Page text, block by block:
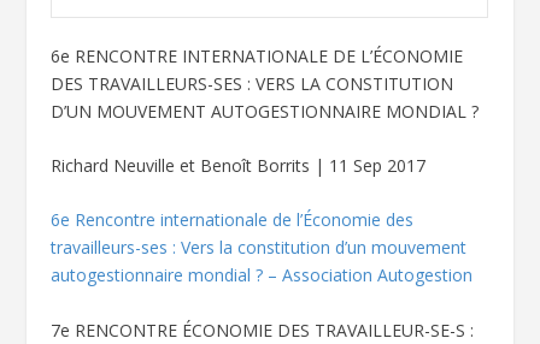
6e RENCONTRE INTERNATIONALE DE L’ÉCONOMIE
DES TRAVAILLEURS-SES : VERS LA CONSTITUTION
D’UN MOUVEMENT AUTOGESTIONNAIRE MONDIAL ?
Richard Neuville et Benoît Borrits | 11 Sep 2017
6e Rencontre internationale de l’Économie des
travailleurs-ses : Vers la constitution d’un mouvement
autogestionnaire mondial ? – Association Autogestion
7e RENCONTRE ÉCONOMIE DES TRAVAILLEUR-SE-S :